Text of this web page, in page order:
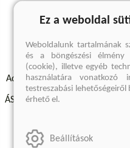
A keresett
Adatvédelmi szabályzatok
ÁSZF - Vásárlási feltételek
Szállítási információk
Ez a weboldal
Weboldalunk tartalmának
és a böngészési élmény
(cookie), illetve egyéb
használatára vonatkozó
testreszabási
érhető el.
Beállítások